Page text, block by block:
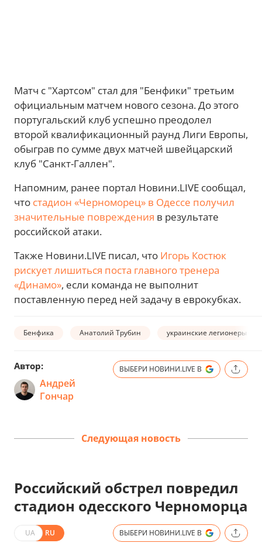
Матч с "Хартсом" стал для "Бенфики" третьим
официальным матчем нового сезона. До этого
португальский клуб успешно преодолел
второй квалификационный раунд Лиги Европы,
обыграв по сумме двух матчей швейцарский
клуб "Санкт-Галлен".
Напомним, ранее портал Новини.LIVE сообщал,
что стадион «Черноморец» в Одессе получил
значительные повреждения в результате
российской атаки.
Также Новини.LIVE писал, что Игорь Костюк
рискует лишиться поста главного тренера
«Динамо», если команда не выполнит
поставленную перед ней задачу в еврокубках.
Бенфика Анатолий Трубин украинские легионеры
Автор:
Андрей
Гончар
ВЫБЕРИ НОВИНИ.LIVE В
Следующая новость
Российский обстрел повредил
стадион одесского Черноморца
UA RU ВЫБЕРИ НОВИНИ.LIVE В